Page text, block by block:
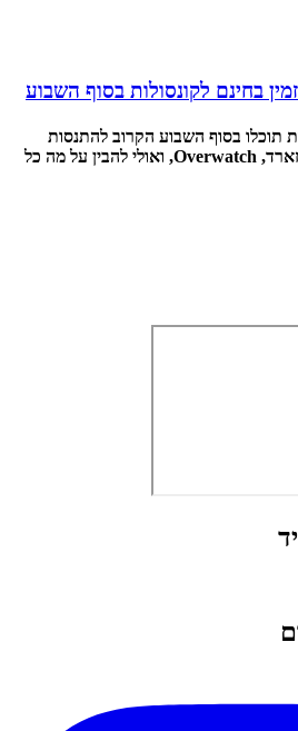
תוכלו בסוף השבוע הקרוב להתנסות
בלהיט האחרון של בליזארד, Overwatch, ואולי להבין על מה כל